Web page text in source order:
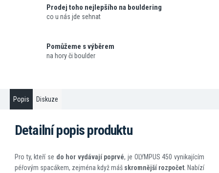
Prodej toho nejlepšího na bouldering
co u nás jde sehnat
Pomůžeme s výběrem
na hory či boulder
Popis Diskuze
Detailní popis produktu
Pro ty, kteří se do hor vydávají poprvé, je OLYMPUS 450 vynikajícím
péřovým spacákem, zejména když máš skromnější rozpočet. Nabízí